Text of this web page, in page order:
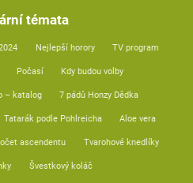
témata
Nejlepší horory TV program
Počasí Kdy budou volby
– katalog 7 pádů Honzy Dědka
Tatarák podle Pohlreicha Aloe vera
ascendentu Tvarohové knedlíky
Švestkový koláč